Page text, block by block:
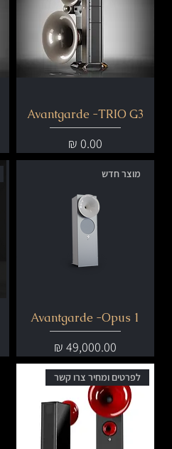
Avantgarde -TRIO G3
מחיר
מוצר חדש
Avantgarde -Opus 1
מחיר
לפרטים ומחיר צרו קשר